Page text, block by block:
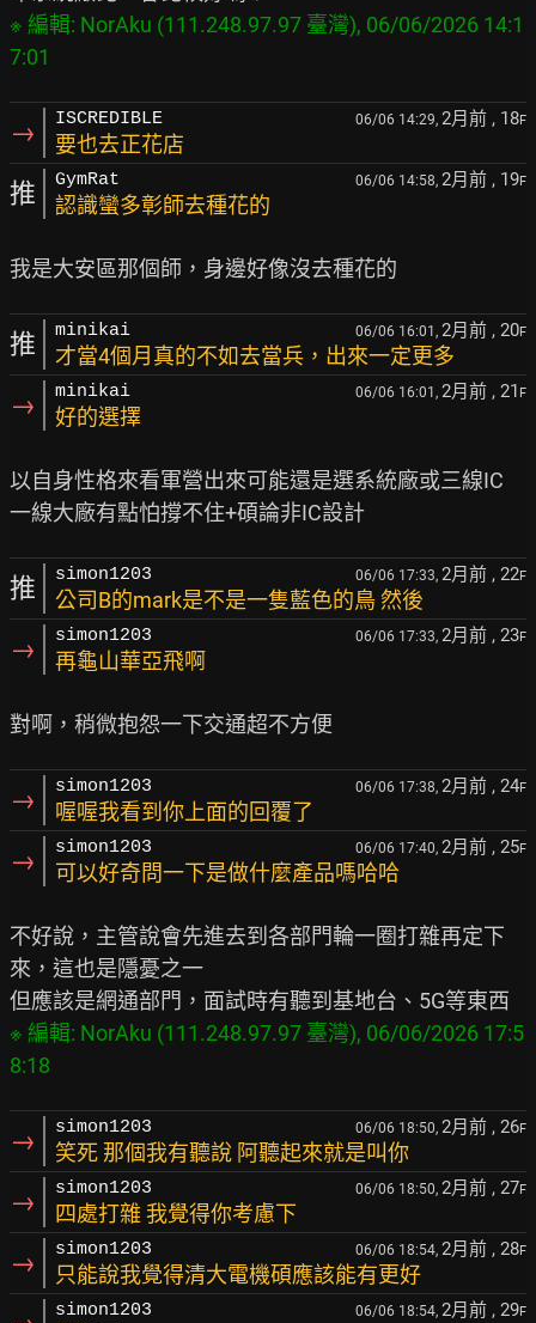
※ 編輯: NorAku (111.248.97.97 臺灣), 06/06/2026 14:1
→ ISCREDIBLE 06/06 14:29, 2月前 , 18F
要也去正花店
推 GymRat 06/06 14:58, 2月前 , 19F
認識蠻多彰師去種花的
推 minikai 06/06 16:01, 2月前 , 20F
才當4個月真的不如去當兵，出來一定更多
→ minikai 06/06 16:01, 2月前 , 21 F
好的選擇
以自身性格來看軍營出來可能還是選系統廠或三線IC
推 simon1203 06/06 17:33, 2月前 , 22F
公司B的mark是不是一隻藍色的鳥 然後
→ simon1203 06/06 17:33, 2月前 , 23F
再龜山華亞飛啊
→ simon1203 06/06 17:38, 2月前 , 24F
喔喔我看到你上面的回覆了
→ simon1203 06/06 17:40, 2月前 , 25F
可以好奇問一下是做什麼產品嗎哈哈
不好說，主管說會先進去到各部門輪一圈打雜再定下
來，這也是隱憂之一
※ 編輯: NorAku (111.248.97.97 臺灣), 06/06/2026 17:5
→ simon1203 06/06 18:50, 2月前 , 26F
笑死 那個我有聽說 阿聽起來就是叫你
→ simon1203 06/06 18:50, 2月前 , 27F
四處打雜 我覺得你考慮下
→ simon1203 06/06 18:54, 2月前 , 28F
只能說我覺得清大電機碩應該能有更好
simon1203 06/06 18:54, 2月前 , 29F